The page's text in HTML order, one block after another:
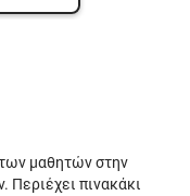
μαθητών στην
πινακάκι